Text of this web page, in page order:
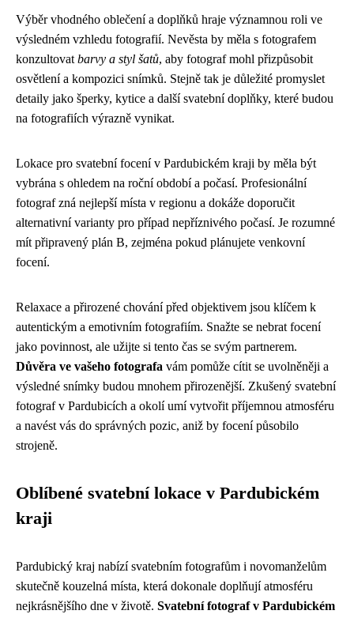
Výběr vhodného oblečení a doplňků hraje významnou roli ve
výsledném vzhledu fotografií. Nevěsta by měla s fotografem
konzultovat barvy a styl šatů, aby fotograf mohl přizpůsobit
osvětlení a kompozici snímků. Stejně tak je důležité promyslet
detaily jako šperky, kytice a další svatební doplňky, které budou
na fotografiích výrazně vynikat.
Lokace pro svatební focení v Pardubickém kraji by měla být
vybrána s ohledem na roční období a počasí. Profesionální
fotograf zná nejlepší místa v regionu a dokáže doporučit
alternativní varianty pro případ nepříznivého počasí. Je rozumné
mít připravený plán B, zejména pokud plánujete venkovní
focení.
Relaxace a přirozené chování před objektivem jsou klíčem k
autentickým a emotivním fotografiím. Snažte se nebrat focení
jako povinnost, ale užijte si tento čas se svým partnerem.
Důvěra ve vašeho fotografa vám pomůže cítit se uvolněněji a
výsledné snímky budou mnohem přirozenější. Zkušený svatební
fotograf v Pardubicích a okolí umí vytvořit příjemnou atmosféru
a navést vás do správných pozic, aniž by focení působilo
strojeně.
Oblíbené svatební lokace v Pardubickém
kraji
Pardubický kraj nabízí svatebním fotografům i novomanželům
skutečně kouzelná místa, která dokonale doplňují atmosféru
nejkrásnějšího dne v životě. Svatební fotograf v Pardubickém